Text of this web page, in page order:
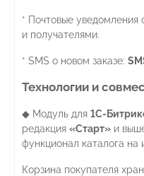
* Почтовые
и получателями.
* SMS о новом заказе:
Технологии и
◆ Модуль для 1С-
редакция «Старт» и
функционал каталога на
Корзина покупателя